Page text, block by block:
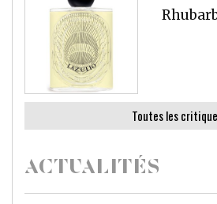
Toutes les
ACTUALITÉS